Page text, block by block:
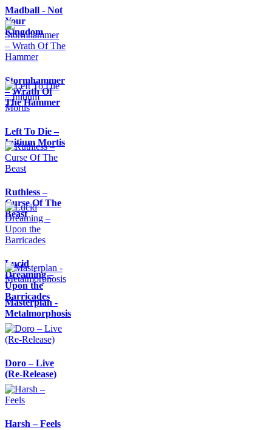
Madball - Not
Your
Kingdom
Stormhammer
– Wrath Of
The Hammer
Left To Die –
Initium Mortis
Ruthless –
Curse Of The
Beast
Lucid
Dreaming –
Upon the
Barricades
Masterplan -
Metalmorphosis
Doro – Live
(Re-Release)
Harsh – Feels